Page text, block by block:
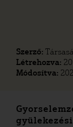
Szerző:
Létrehozva:
Módosítva: